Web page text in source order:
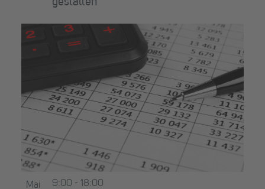
gestalten
Mai
9:00 - 18:00